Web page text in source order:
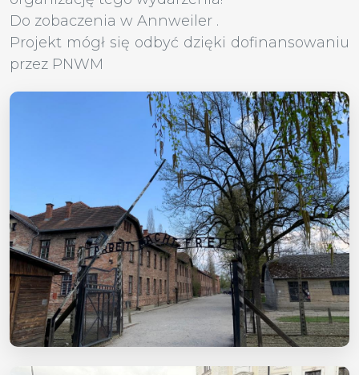
Do zobaczenia w Annweiler .
Projekt mógł się odbyć dzięki dofinansowaniu
przez PNWM